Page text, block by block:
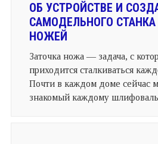
ОБ УСТРОЙСТВЕ И
САМОДЕЛЬНОГО
НОЖЕЙ
Заточка ножа — задача, с
приходится сталкиваться
Почти в каждом доме сейчас
знакомый каждому